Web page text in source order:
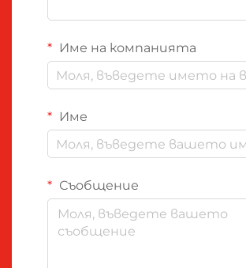
Име на компанията
Име
Съобщение